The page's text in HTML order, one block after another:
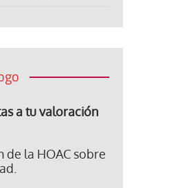
a tu valoración
la HOAC sobre